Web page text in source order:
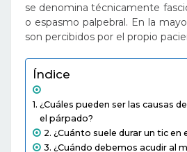
se denomina técnicamente
o espasmo palpebral. En la
son percibidos por el propio
Índice
¿Cuáles pueden ser las causas
el párpado?
¿Cuánto suele durar un tic en
¿Cuándo debemos acudir al